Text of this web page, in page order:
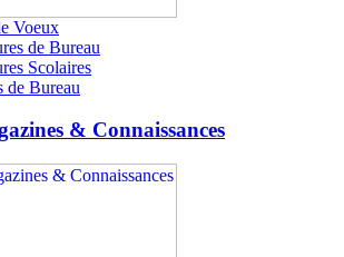
Voeux
de Bureau
Scolaires
de Bureau
& Connaissances